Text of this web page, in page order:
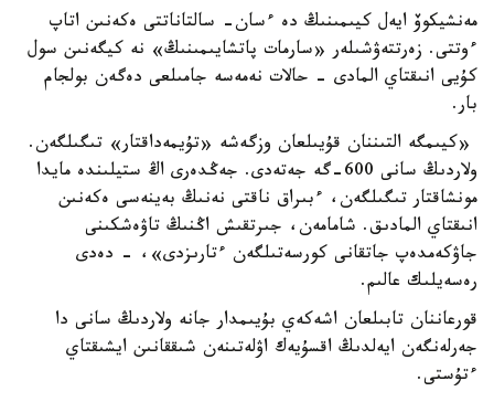
مەنشيكوۆ ايەل كيىمىنىڭ دە ءسان- سالتاناتتى ەكەنىن اتاپ
ءوتتى. زەرتتەۋشىلەر «سارمات پاتشايىمىنىڭ» نە كيگەنىن سول
كۇيى انىقتاي المادى - حالات نەمەسە جامىلعى دەگەن بولجام
بار.
«كيىمگە التىننان قۇيىلعان وزگەشە «تۇيمەداقتار» تىگىلگەن.
ولاردىڭ سانى 600-گە جەتەدى. جەڭدەرى اڭ ستيلىندە مايدا
مونشاقتار تىگىلگەن، ءبىراق ناقتى نەنىڭ بەينەسى ەكەنىن
انىقتاي المادىق. شامامەن، جىرتقىش اڭنىڭ تاۋەشكىنى
جاۋكەمدەپ جاتقانى كورسەتىلگەن ءتارىزدى»، - دەدى
رەسەيلىك عالىم.
قورعاننان تابىلعان اشەكەي بۇيىمدار جانە ولاردىڭ سانى دا
جەرلەنگەن ايەلدىڭ اقسۇيەك اۋلەتىنەن شىققانىن ايشىقتاي
ءتۇستى.